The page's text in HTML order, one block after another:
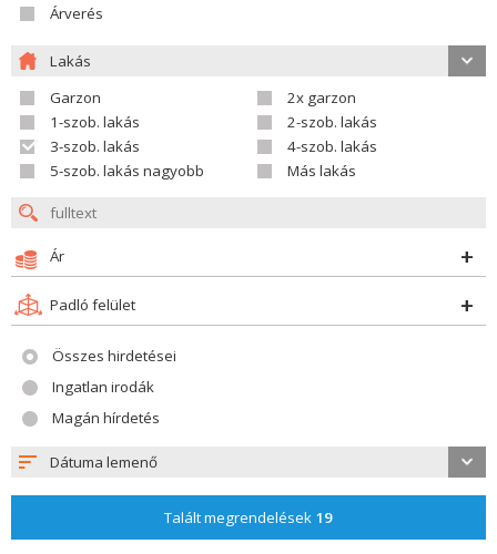
Árverés
Lakás
Garzon
2x garzon
1-szob. lakás
2-szob. lakás
3-szob. lakás
4-szob. lakás
5-szob. lakás nagyobb
Más lakás
Ár
Padló felület
Összes hirdetései
Ingatlan irodák
Magán hírdetés
Dátuma lemenő
Talált megrendelések 19